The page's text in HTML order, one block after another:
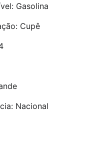
Gasolina
Cupê
Nacional